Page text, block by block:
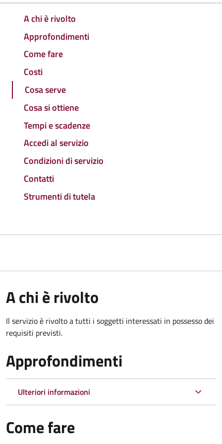
A chi è rivolto
Approfondimenti
Come fare
Costi
Cosa serve
Cosa si ottiene
Tempi e scadenze
Accedi al servizio
Condizioni di servizio
Contatti
Strumenti di tutela
A chi è rivolto
Il servizio è rivolto a tutti i soggetti interessati in possesso dei
requisiti previsti.
Approfondimenti
Ulteriori informazioni
Come fare